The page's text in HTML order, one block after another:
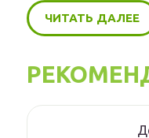
ЧИТАТЬ ДАЛЕЕ